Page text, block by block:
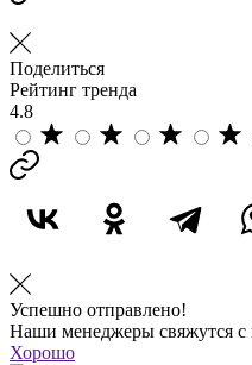
Поделиться
Рейтинг тренда
4.8
Успешно отправлено!
Наши менеджеры свяжутся
Хорошо